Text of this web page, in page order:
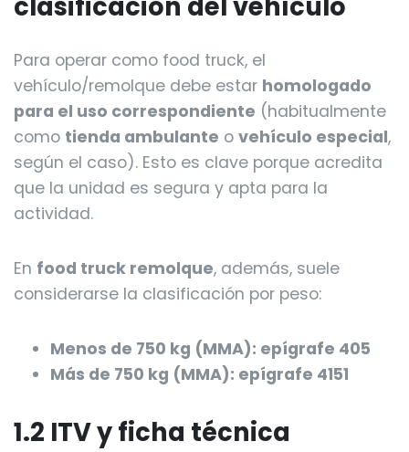
Para operar como food truck, el
vehículo/remolque debe estar homologado
para el uso correspondiente (habitualmente
como tienda ambulante o vehículo especial,
según el caso). Esto es clave porque acredita
que la unidad es segura y apta para la
actividad.
En food truck remolque, además, suele
considerarse la clasificación por peso:
Menos de 750 kg (MMA): epígrafe 405
Más de 750 kg (MMA): epígrafe 4151
1.2 ITV y ficha técnica